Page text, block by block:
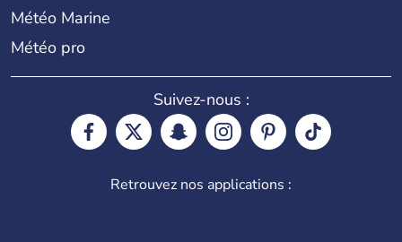
Météo Marine
Météo pro
Suivez-nous :
Retrouvez nos applications :